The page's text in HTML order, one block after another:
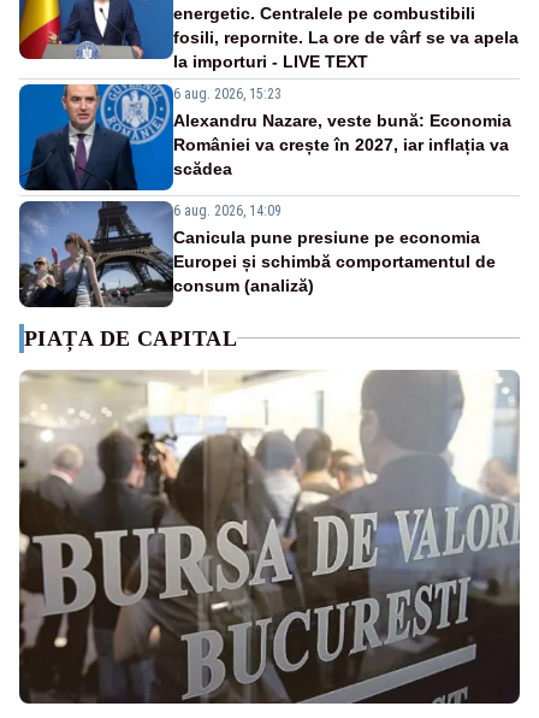
energetic. Centralele pe combustibili
fosili, repornite. La ore de vârf se va apela
la importuri - LIVE TEXT
6 aug. 2026, 15:23
Alexandru Nazare, veste bună: Economia
României va crește în 2027, iar inflația va
scădea
6 aug. 2026, 14:09
Canicula pune presiune pe economia
Europei și schimbă comportamentul de
consum (analiză)
PIAȚA DE CAPITAL